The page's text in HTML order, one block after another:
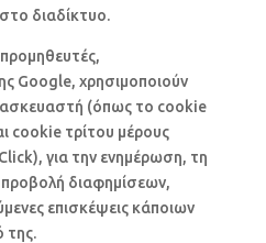
διαδίκτυο.
Google, χρησιμοποιούν
(όπως το cookie
cookie τρίτου μέρους
για την ενημέρωση, τη
προβολή διαφημίσεων,
επισκέψεις κάποιων
της.